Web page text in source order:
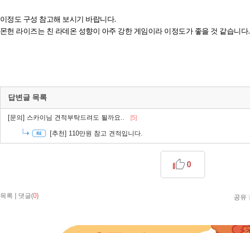
이정도 구성 참고해 보시기 바랍니다.
몬헌 라이즈는 친 라데온 성향이 아주 강한 게임이라 이정도가 좋을 것 같습니다.
답변글 목록
[문의] 스카이님 견적부탁드려도 될까요.. [5]
[추천] 110만원 참고 견적입니다.
목록 댓글(0)
0
공유